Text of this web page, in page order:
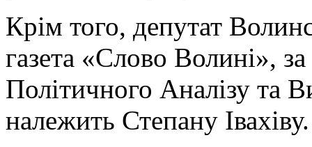
Крім того, депутат
газета «Слово Волині»,
Політичного Аналізу та
належить Степану Івахіву.